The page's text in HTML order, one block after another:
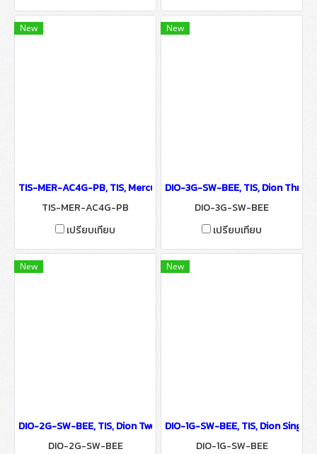
New
TIS-MER-AC4G-PB, TIS, Mercury Thermostat with 4 Scene
TIS-MER-AC4G-PB
เปรียบเทียบ
New
DIO-3G-SW-BEE, TIS, Dion
DIO-3G-SW-BEE
เปรียบเทียบ
New
DIO-2G-SW-BEE, TIS, Dion Two-Gang Smart Wall Switch - IoT
DIO-2G-SW-BEE
New
DIO-1G-SW-BEE, TIS, Dion
DIO-1G-SW-BEE